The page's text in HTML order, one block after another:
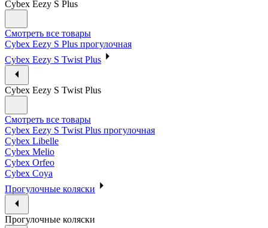
Cybex Eezy S Plus
Смотреть все товары
Cybex Eezy S Plus прогулочная
Cybex Eezy S Twist Plus
Cybex Eezy S Twist Plus
Смотреть все товары
Cybex Eezy S Twist Plus прогулочная
Cybex Libelle
Cybex Melio
Cybex Orfeo
Cybex Coya
Прогулочные коляски
Прогулочные коляски